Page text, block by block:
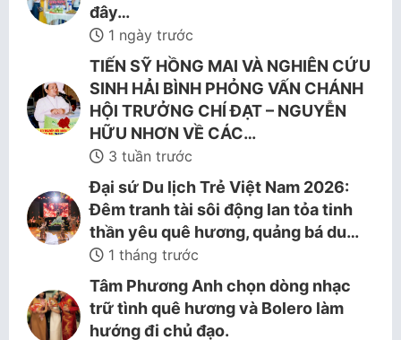
đây…
1 ngày trước
TIẾN SỸ HỒNG MAI VÀ NGHIÊN CỨU
SINH HẢI BÌNH PHỎNG VẤN CHÁNH
HỘI TRƯỞNG CHÍ ĐẠT – NGUYỄN
HỮU NHƠN VỀ CÁC…
3 tuần trước
Đại sứ Du lịch Trẻ Việt Nam 2026:
Đêm tranh tài sôi động lan tỏa tinh
thần yêu quê hương, quảng bá du…
1 tháng trước
Tâm Phương Anh chọn dòng nhạc
trữ tình quê hương và Bolero làm
hướng đi chủ đạo.